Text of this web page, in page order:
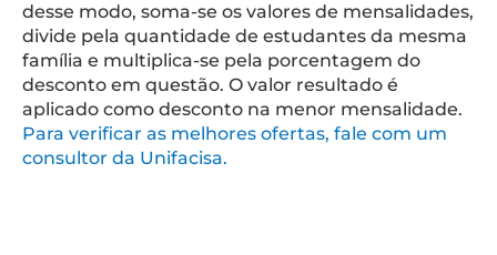
desse modo, soma-se os valores de mensalidades,
divide pela quantidade de estudantes da mesma
família e multiplica-se pela porcentagem do
desconto em questão. O valor resultado é
aplicado como desconto na menor mensalidade.
Para verificar as melhores ofertas, fale com um
consultor da Unifacisa.